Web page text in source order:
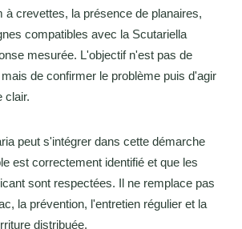
à crevettes, la présence de planaires,
compatibles avec la Scutariella
mesurée. L'objectif n'est pas de
de confirmer le problème puis d'agir
clair.
peut s'intégrer dans cette démarche
est correctement identifié et que les
sont respectées. Il ne remplace pas
la prévention, l'entretien régulier et la
distribuée.